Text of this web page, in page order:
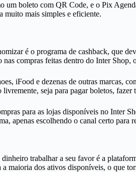
boleto com QR Code, e o Pix
muito mais simples e eficiente.
é o programa de cashback, que
compras feitas dentro do Inter
iFood e dezenas de outras marcas,
seja para pagar boletos, fazer
para as lojas disponíveis no Inter
apenas escolhendo o canal certo para
trabalhar a seu favor é a
maioria dos ativos disponíveis, o que